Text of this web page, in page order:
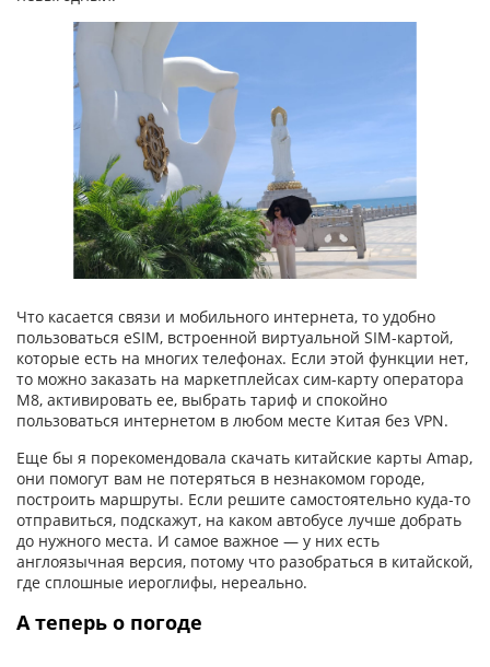
Что касается связи и мобильного интернета, то удобно
пользоваться eSIM, встроенной виртуальной SIM-картой,
которые есть на многих телефонах. Если этой функции нет,
то можно заказать на маркетплейсах сим-карту оператора
М8, активировать ее, выбрать тариф и спокойно
пользоваться интернетом в любом месте Китая без VPN.
Еще бы я порекомендовала скачать китайские карты Amap,
они помогут вам не потеряться в незнакомом городе,
построить маршруты. Если решите самостоятельно куда-то
отправиться, подскажут, на каком автобусе лучше добрать
до нужного места. И самое важное — у них есть
англоязычная версия, потому что разобраться в китайской,
где сплошные иероглифы, нереально.
А теперь о погоде